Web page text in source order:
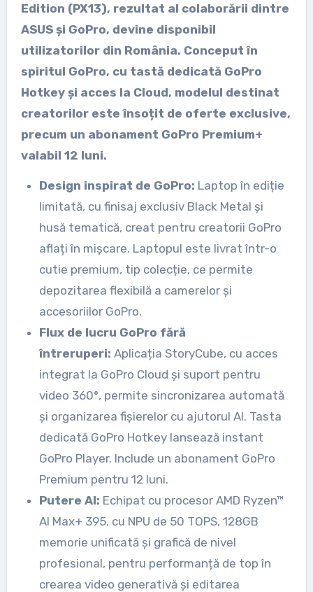
Edition (PX13), rezultat al colaborării dintre
ASUS și GoPro, devine disponibil
utilizatorilor din România. Conceput în
spiritul GoPro, cu tastă dedicată GoPro
Hotkey și acces la Cloud, modelul destinat
creatorilor este însoțit de oferte exclusive,
precum un abonament GoPro Premium+
valabil 12 luni.
Design inspirat de GoPro: Laptop în ediție
limitată, cu finisaj exclusiv Black Metal și
husă tematică, creat pentru creatorii GoPro
aflați în mișcare. Laptopul este livrat într-o
cutie premium, tip colecție, ce permite
depozitarea flexibilă a camerelor și
accesoriilor GoPro.
Flux de lucru GoPro fără
întreruperi: Aplicația StoryCube, cu acces
integrat la GoPro Cloud și suport pentru
video 360°, permite sincronizarea automată
și organizarea fișierelor cu ajutorul AI. Tasta
dedicată GoPro Hotkey lansează instant
GoPro Player. Include un abonament GoPro
Premium pentru 12 luni.
Putere AI: Echipat cu procesor AMD Ryzen™
AI Max+ 395, cu NPU de 50 TOPS, 128GB
memorie unificată și grafică de nivel
profesional, pentru performanță de top în
crearea video generativă și editarea